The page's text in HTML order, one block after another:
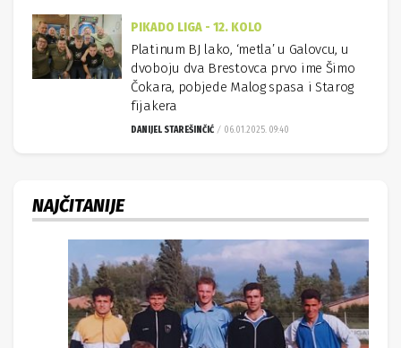
PIKADO LIGA - 12. KOLO
Platinum BJ lako, ‘metla’ u Galovcu, u
dvoboju dva Brestovca prvo ime Šimo
Čokara, pobjede Malog spasa i Starog
fijakera
DANIJEL STAREŠINČIĆ 06.01.2025. 09:40
NAJČITANIJE